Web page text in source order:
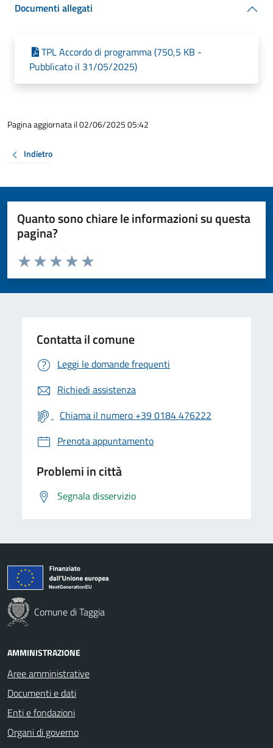
Documenti allegati
TPL Accordo di programma (750,5 KB -
Pubblicato il 31/05/2025)
Pagina aggiornata il 02/06/2025 05:42
Indietro
Quanto sono chiare le informazioni su questa
pagina?
Valuta da 1 a 5 stelle la pagina
Valuta 5 stelle su 5
Valuta 4 stelle su 5
Valuta 3 stelle su 5
Valuta 2 stelle su 5
Valuta 1 stelle su 5
Contatta il comune
Leggi le domande frequenti
Richiedi assistenza
Chiama il numero +39 0184 476222
Prenota appuntamento
Problemi in città
Segnala disservizio
Comune di Taggia
AMMINISTRAZIONE
Aree amministrative
Documenti e dati
Enti e fondazioni
Organi di governo